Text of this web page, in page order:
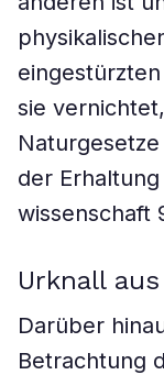
sie
der
wissenschaft
Urknall
Darüber
Betrachtung